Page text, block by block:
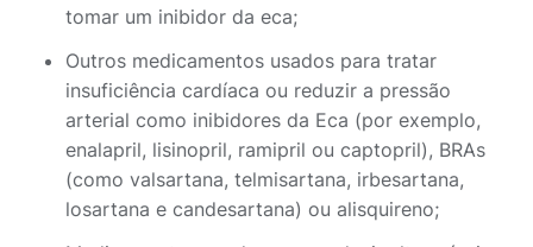
tomar um inibidor da eca;
Outros medicamentos usados para tratar
insuficiência cardíaca ou reduzir a pressão
arterial como inibidores da Eca (por exemplo,
enalapril, lisinopril, ramipril ou captopril), BRAs
(como valsartana, telmisartana, irbesartana,
losartana e candesartana) ou alisquireno;